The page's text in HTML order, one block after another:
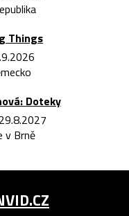
Things
Doteky
v Brně